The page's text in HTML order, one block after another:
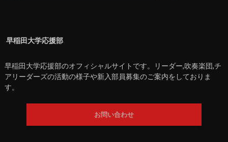
早稲田大学応援部
早稲田大学応援部のオフィシャルサイトです。リーダー,吹奏楽団,チ
アリーダーズの活動の様子や新入部員募集のご案内をしておりま
す。
お問い合わせ